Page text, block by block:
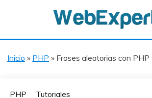
WEBEXPERTO
Inicio » PHP » Frases aleatorias con PHP
PHP Tutoriales